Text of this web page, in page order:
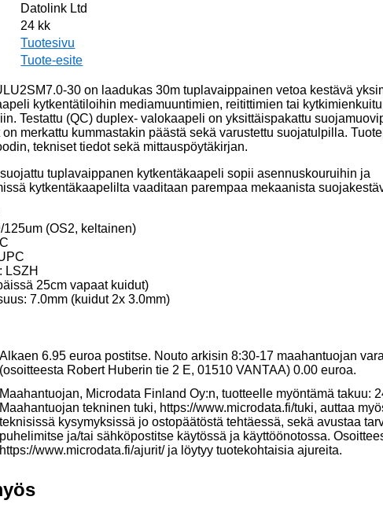
Datolink Ltd
24 kk
Tuotesivu
Tuote-esite
30 on laadukas 30m tuplavaippainen vetoa kestävä
kytkentätiloihin mediamuuntimien, reitittimien tai
Testattu (QC) duplex- valokaapeli on yksittäispakattu
merkattu kummastakin päästä sekä varustettu suojatulpilla.
tekniset tiedot sekä mittauspöytäkirjan.
tuplavaippanen kytkentäkaapeli sopii asennuskouruihin ja
kytkentäkaapelilta vaaditaan parempaa mekaanista
125um (OS2, keltainen)
LSZH
25cm vapaat kuidut)
7.0mm (kuidut 2x 3.0mm)
Alkaen 6.95 euroa postitse. Nouto arkisin 8:30-17 maahantuojan
(osoitteesta Robert Huberin tie 2 E, 01510 VANTAA) 0.00 euroa.
Maahantuojan, Microdata Finland Oy:n, tuotteelle myöntämä takuu:
Maahantuojan tekninen tuki, https://www.microdata.fi/tuki, auttaa
teknisissä kysymyksissä jo ostopäätöstä tehtäessä, sekä avustaa
puhelimitse ja/tai sähköpostitse käytössä ja käyttöönotossa.
https://www.microdata.fi/ajurit/ ja löytyy tuotekohtaisia ajureita.